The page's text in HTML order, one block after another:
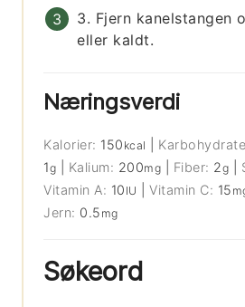
3. Fjern kanelstangen
eller kaldt.
Næringsverdi
Kalorier: 150 kcal
1g Kalium: 200mg Fiber: 2g
Vitamin A: 10 IU |Vitamin C: 15
Jern: 0.5 mg
Søkeord